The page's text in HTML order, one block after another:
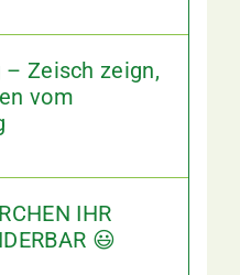
– Zeisch zeign,
vom
IHR
😃